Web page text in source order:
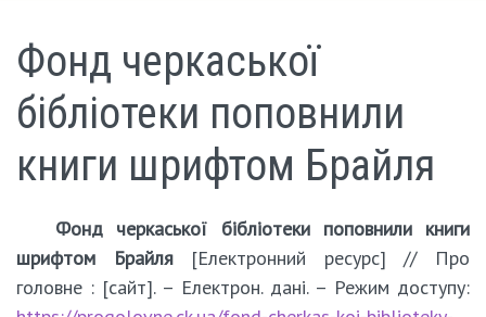
Фонд черкаської
бібліотеки поповнили
книги шрифтом Брайля
Фонд черкаської бібліотеки поповнили книги
шрифтом Брайля[Електронний ресурс] // Про
головне : [сайт]. – Електрон. дані. – Режим доступу: